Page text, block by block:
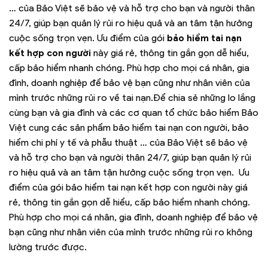
… của Bảo Việt sẽ bảo vệ và hỗ trợ cho bạn và người thân
24/7, giúp bạn quản lý rủi ro hiệu quả và an tâm tận hưởng
cuộc sống trọn vẹn. Ưu điểm của gói bảo hiểm tai nạn
kết hợp con người này giá rẻ, thông tin gắn gọn dễ hiểu,
cấp bảo hiểm nhanh chóng. Phù hợp cho mọi cá nhân, gia
đình, doanh nghiệp để bảo vệ bạn cũng như nhân viên của
mình trước những rủi ro về tai nạn.Để chia sẻ những lo lắng
cùng bạn và gia đình và các cơ quan tổ chức bảo hiểm Bảo
Việt cung các sản phẩm bảo hiểm tai nạn con người, bảo
hiểm chi phí y tế và phẫu thuật … của Bảo Việt sẽ bảo vệ
và hỗ trợ cho bạn và người thân 24/7, giúp bạn quản lý rủi
ro hiệu quả và an tâm tận hưởng cuộc sống trọn vẹn. Ưu
điểm của gói bảo hiểm tai nạn kết hợp con người này giá
rẻ, thông tin gắn gọn dễ hiểu, cấp bảo hiểm nhanh chóng.
Phù hợp cho mọi cá nhân, gia đình, doanh nghiệp để bảo vệ
bạn cũng như nhân viên của mình trước những rủi ro không
lường trước được.